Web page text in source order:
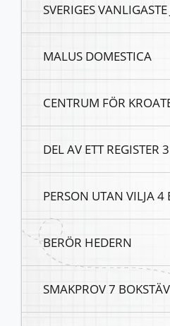
SVERIGES
MALUS DOMESTICA
CENTRUM FÖR
DEL AV ETT REGISTER
PERSON UTAN VILJA 4
BERÖR HEDERN
SMAKPROV 7